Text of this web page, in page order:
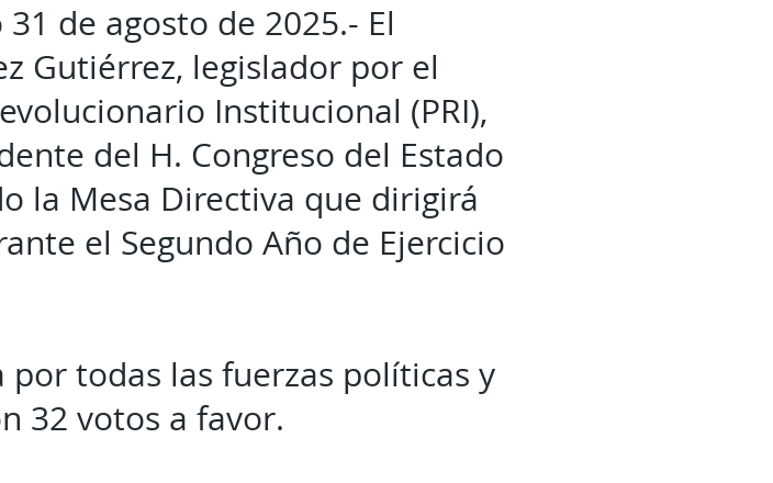
de agosto de 2025.- El
Gutiérrez, legislador por el
Institucional (PRI),
del H. Congreso del Estado
la Mesa Directiva que dirigirá
el Segundo Año de Ejercicio
todas las fuerzas políticas y
32 votos a favor.